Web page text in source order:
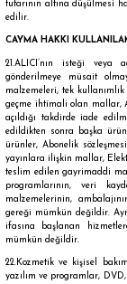
tutarının altına düşülmesi
edilir.
CAYMA HAKKI
21.ALICI’nın isteği veya
gönderilmeye müsait
malzemeleri, tek
geçme ihtimali olan mallar,
açıldığı takdirde iade
edildikten sonra başka
ürünler, Abonelik
yayınlara ilişkin mallar,
teslim edilen gayrimaddi
programlarının, veri
malzemelerinin,
gereği mümkün değildir.
ifasına başlanan
mümkün değildir.
22.Kozmetik ve kişisel
yazılım ve programlar,